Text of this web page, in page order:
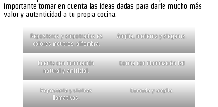
importante tomar en cuenta las ideas dadas para darle mucho más
valor y autenticidad a tu propia cocina.
Reposteros y empotrados es
colores meutros, alfombra.
Amplia, moderna y elegante.
Cuenta con iluminación
natural y artificial.
Cocina con illuminación led
Reposteria y vitrinas
llamativas.
Comoda y amplia.